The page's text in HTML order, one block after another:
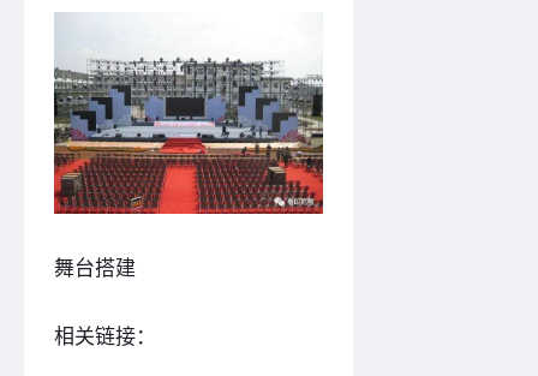
舞台搭建
相关链接：